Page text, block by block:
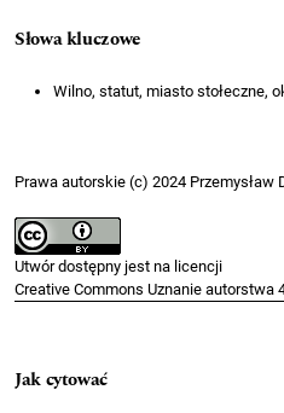
Słowa kluczowe
Wilno, statut, miasto stołeczne,
Prawa autorskie (c) 2024 Przemysław
Utwór dostępny jest na licencji
Creative Commons Uznanie autorstwa
Jak cytować